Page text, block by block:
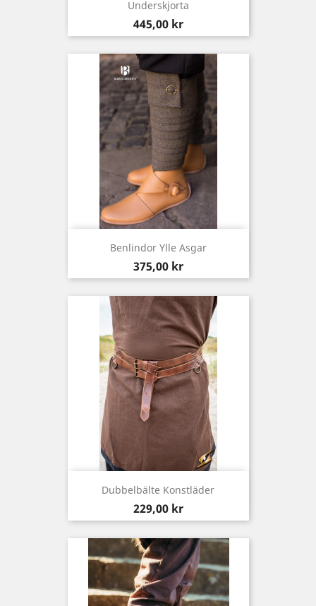
Underskjorta
Pris
445,00 kr
Benlindor Ylle Asgar
Pris
375,00 kr
Dubbelbälte Konstläder
Pris
229,00 kr